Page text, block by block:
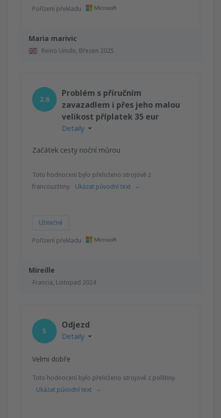
Maria marivic
Reino Unido, Březen 2025
Pořízení překladu
Mireille
Francia, Listopad 2024
2.6
Problém s příručním
zavazadlem i přes jeho malou
velikost příplatek 35 eur
Detaily
Začátek cesty noční můrou
Toto hodnocení bylo přeloženo strojově z
francouzštiny. Ukázat původní text
Užitečné
Pořízení překladu
5
Odjezd
Detaily
Velmi dobře
Toto hodnocení bylo přeloženo strojově z polštiny.
Ukázat původní text